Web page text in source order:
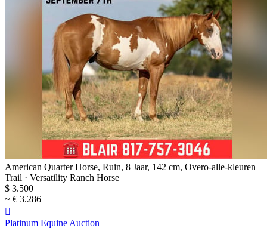
American Quarter Horse, Ruin, 8 Jaar, 142 cm, Overo-alle-kleuren
Trail · Versatility Ranch Horse
$ 3.500
~ € 3.286

Platinum Equine Auction